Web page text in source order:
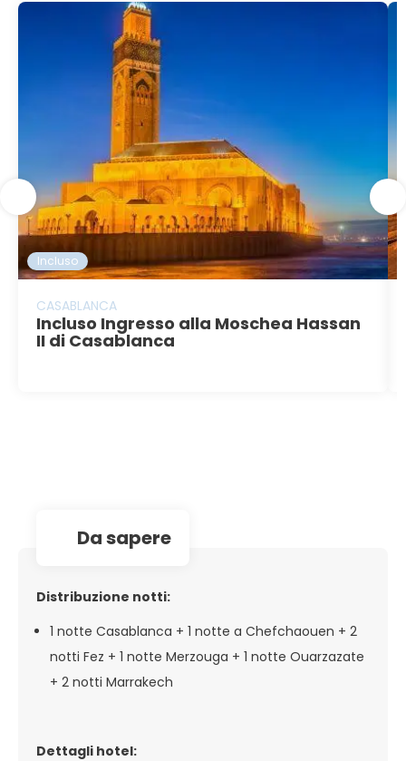
Incluso
CASABLANCA
Incluso Ingresso alla Moschea Hassan
II di Casablanca
da sapere
Distribuzione notti:
1 notte Casablanca + 1 notte a Chefchaouen + 2
notti Fez + 1 notte Merzouga + 1 notte Ouarzazate
+ 2 notti Marrakech
Dettagli hotel: